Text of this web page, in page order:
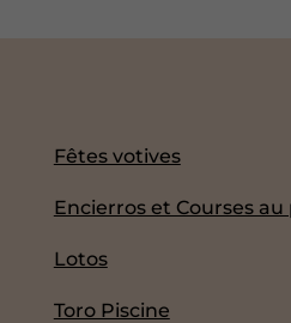
Fêtes votives
Encierros et Courses au
Lotos
Toro Piscine